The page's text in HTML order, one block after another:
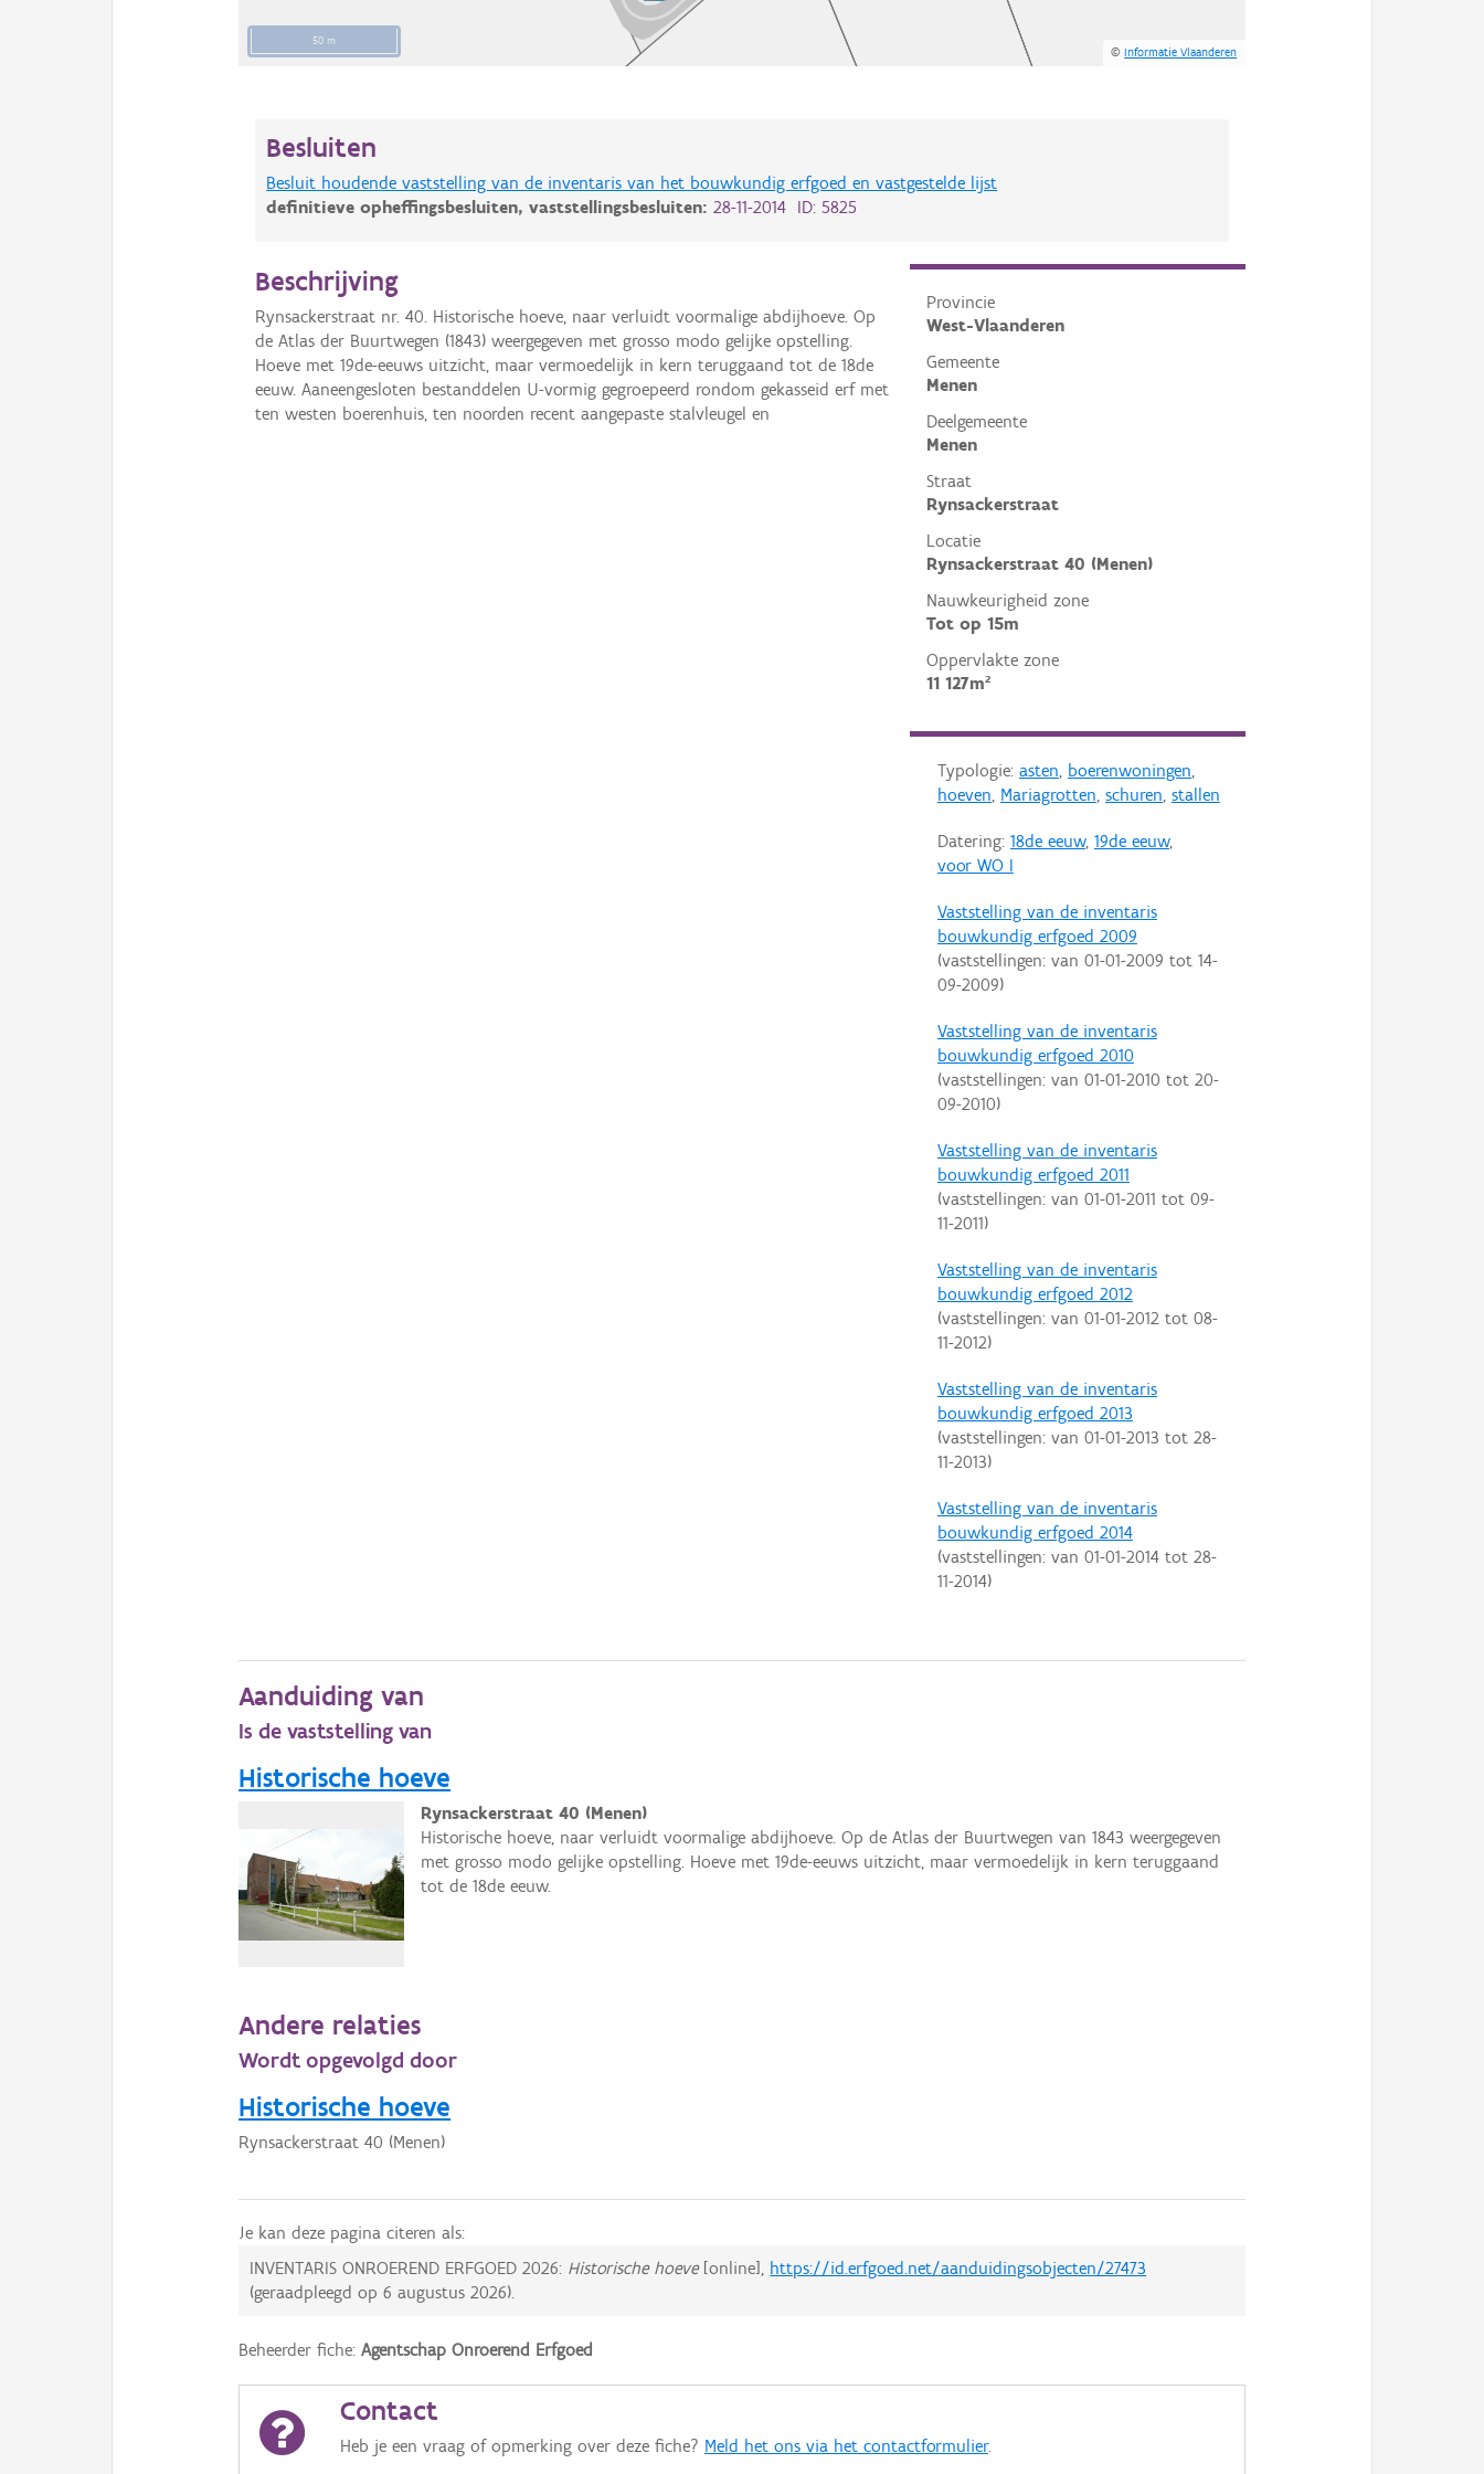
50 m
©Informatie Vlaanderen
Besluiten
Besluit houdende vaststelling van de inventaris van het bouwkundig erfgoed en vastgestelde lijst
definitieve opheffingsbesluiten,vaststellingsbesluiten:28-11-2014 ID: 5825
Provincie
West-Vlaanderen
Gemeente
Menen
Deelgemeente
Menen
Straat
Rynsackerstraat
Locatie
Rynsackerstraat 40 (Menen)
Nauwkeurigheid zone
Tot op 15m
Oppervlakte zone
11 127m²
Typologie: asten, boerenwoningen,
hoeven, Mariagrotten, schuren, stallen
Datering: 18de eeuw, 19de eeuw,
voor WO I
Vaststelling van de inventaris
bouwkundig erfgoed 2009
(vaststellingen: van 01-01-2009 tot 14-
09-2009)
Vaststelling van de inventaris
bouwkundig erfgoed 2010
(vaststellingen: van 01-01-2010 tot 20-
09-2010)
Vaststelling van de inventaris
bouwkundig erfgoed 2011
(vaststellingen: van 01-01-2011 tot 09-
11-2011)
Vaststelling van de inventaris
bouwkundig erfgoed 2012
(vaststellingen: van 01-01-2012tot 08-
11-2012)
Vaststelling van de inventaris
bouwkundig erfgoed 2013
(vaststellingen: van 01-01-2013 tot 28-
11-2013)
Vaststelling van de inventaris
bouwkundig erfgoed 2014
(vaststellingen: van 01-01-2014tot 28-
11-2014)
Beschrijving
Rynsackerstraat nr. 40. Historische hoeve, naar verluidt voormalige abdijhoeve. Op
de Atlas der Buurtwegen (1843) weergegeven met grosso modo gelijke opstelling.
Hoeve met 19de-eeuws uitzicht, maar vermoedelijk in kern teruggaand tot de 18de
eeuw. Aaneengesloten bestanddelen U-vormig gegroepeerd rondom gekasseid erf met
ten westen boerenhuis, ten noorden recent aangepaste stalvleugel en
Aanduiding van
Is de vaststelling van
Historische hoeve
Rynsackerstraat 40 (Menen)
Historische hoeve, naar verluidt voormalige abdijhoeve. Op de Atlas der Buurtwegen van 1843 weergegeven
met grosso modo gelijke opstelling. Hoeve met 19de-eeuws uitzicht, maar vermoedelijk in kern teruggaand
tot de 18de eeuw.
Andere relaties
Wordt opgevolgd door
Historische hoeve
Rynsackerstraat 40 (Menen)
Je kan deze pagina citeren als:
INVENTARIS ONROEREND ERFGOED 2026: Historische hoeve[online], https://id.erfgoed.net/aanduidingsobjecten/27473
(geraadpleegd op6 augustus 2026).
Beheerder fiche:Agentschap Onroerend Erfgoed
Contact
Heb je een vraag of opmerking over deze fiche? Meld het ons via het contactformulier.